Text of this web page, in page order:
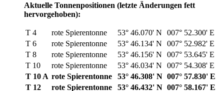
Aktuelle Tonnenpositionen (letzte Änderungen fett
hervorgehoben):
T 4 rote Spierentonne 53° 46.070' N
007° 52.300' E
T 6
rote Spierentonne 53° 46.134' N
007° 52.982' E
T 8
rote Spierentonne 53° 46.156' N
007° 53.645' E
T 10
rote Spierentonne 53° 46.034' N
007° 54.308' E
T 10 A rote Spierentonne 53° 46.308' N 007° 57.830' E
T 12
rote Spierentonne 53° 46.432' N 007° 58.167' E